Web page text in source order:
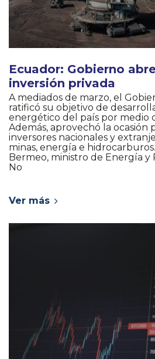
Ecuador: Gobierno
inversión privada
A mediados de marzo, el
ratificó su objetivo de
energético del país por medio
Además, aprovechó la ocasión
inversores nacionales y
minas, energía e
Bermeo, ministro de Energía y
No
Ver más